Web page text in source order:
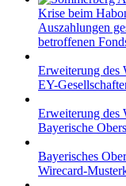
Krise beim
Auszahlungen
betroffenen
Erweiterung des
EY-
Erweiterung des
Bayerische
Bayerisches
Wirecard-